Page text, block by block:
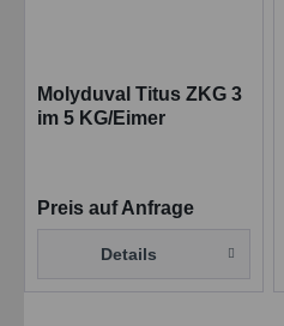
Molyduval Titus ZKG 3
im 5 KG/Eimer
Preis auf Anfrage
Details